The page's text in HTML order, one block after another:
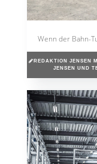
Wenn der Bahn-
REDAKTION JENSEN
JENSEN UND